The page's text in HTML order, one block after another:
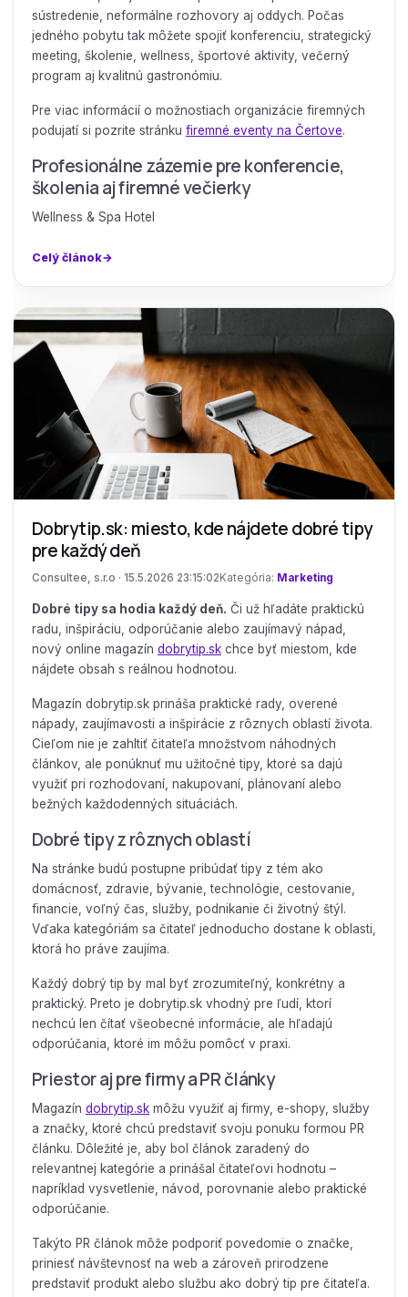
sústredenie, neformálne rozhovory aj oddych. Počas
jedného pobytu tak môžete spojiť konferenciu, strategický
meeting, školenie, wellness, športové aktivity, večerný
program aj kvalitnú gastronómiu.
Pre viac informácií o možnostiach organizácie firemných
podujatí si pozrite stránku firemné eventy na Čertove.
Profesionálne zázemie pre konferencie,
školenia aj firemné večierky
Wellness & Spa Hotel
Celý článok
Dobrytip.sk: miesto, kde nájdete dobré tipy
pre každý deň
Consultee, s.r.o · 15.5.2026 23:15:02 Kategória: Marketing
Dobré tipy sa hodia každý deň. Či už hľadáte praktickú
radu, inšpiráciu, odporúčanie alebo zaujímavý nápad,
nový online magazín dobrytip.sk chce byť miestom, kde
nájdete obsah s reálnou hodnotou.
Magazín dobrytip.sk prináša praktické rady, overené
nápady, zaujímavosti a inšpirácie z rôznych oblastí života.
Cieľom nie je zahltiť čitateľa množstvom náhodných
článkov, ale ponúknuť mu užitočné tipy, ktoré sa dajú
využiť pri rozhodovaní, nakupovaní, plánovaní alebo
bežných každodenných situáciách.
Dobré tipy z rôznych oblastí
Na stránke budú postupne pribúdať tipy z tém ako
domácnosť, zdravie, bývanie, technológie, cestovanie,
financie, voľný čas, služby, podnikanie či životný štýl.
Vďaka kategóriám sa čitateľ jednoducho dostane k oblasti,
ktorá ho práve zaujíma.
Každý dobrý tip by mal byť zrozumiteľný, konkrétny a
praktický. Preto je dobrytip.sk vhodný pre ľudí, ktorí
nechcú len čítať všeobecné informácie, ale hľadajú
odporúčania, ktoré im môžu pomôcť v praxi.
Priestor aj pre firmy a PR články
Magazín dobrytip.sk môžu využiť aj firmy, e-shopy, služby
a značky, ktoré chcú predstaviť svoju ponuku formou PR
článku. Dôležité je, aby bol článok zaradený do
relevantnej kategórie a prinášal čitateľovi hodnotu –
napríklad vysvetlenie, návod, porovnanie alebo praktické
odporúčanie.
Takýto PR článok môže podporiť povedomie o značke,
priniesť návštevnosť na web a zároveň prirodzene
predstaviť produkt alebo službu ako dobrý tip pre čitateľa.